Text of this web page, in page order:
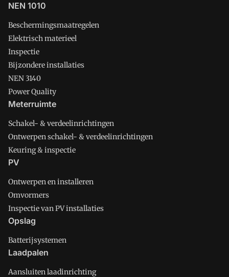
NEN 1010
Beschermingsmaatregelen
Elektrisch materieel
Inspectie
Bijzondere installaties
NEN 3140
Power Quality
Meterruimte
Schakel- & verdeelinrichtingen
Ontwerpen schakel- & verdeelinrichtingen
Keuring & inspectie
PV
Ontwerpen en installeren
Omvormers
Inspectie van PV installaties
Opslag
Batterijsystemen
Laadpalen
Aansluiten laadinrichting